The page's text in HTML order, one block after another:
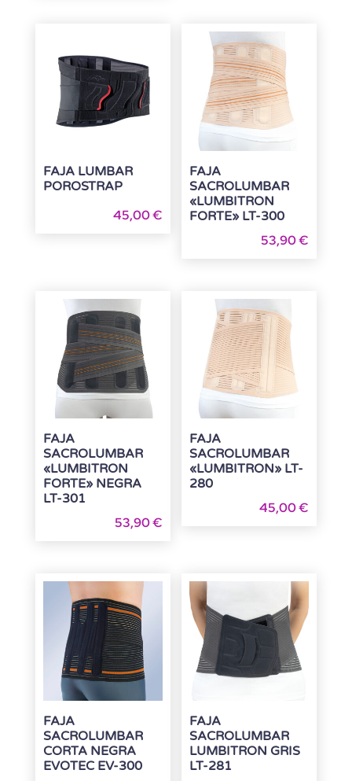
FAJA LUMBAR
POROSTRAP
45,00€
FAJA
SACROLUMBAR
«LUMBITRON
FORTE» LT-300
53,90€
FAJA
SACROLUMBAR
«LUMBITRON
FORTE» NEGRA
LT-301
53,90€
FAJA
SACROLUMBAR
«LUMBITRON» LT-
280
45,00€
FAJA
SACROLUMBAR
CORTA NEGRA
EVOTEC EV-300
FAJA
SACROLUMBAR
LUMBITRON GRIS
LT-281